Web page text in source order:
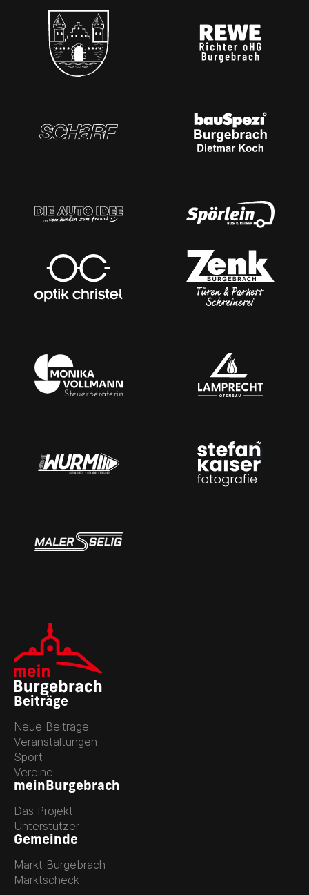
Beiträge
Neue Beiträge
Veranstaltungen
Sport
Vereine
meinBurgebrach
Das Projekt
Unterstützer
Gemeinde
Markt Burgebrach
Marktscheck